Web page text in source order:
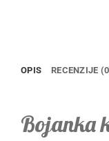
OPIS RECENZIJE
Bojanka